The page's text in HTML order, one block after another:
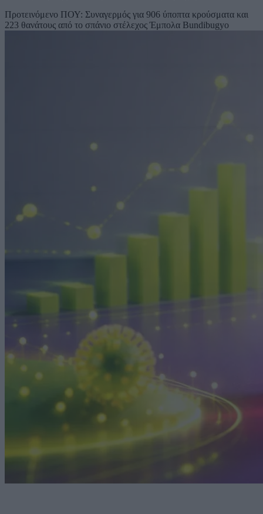
Προτεινόμενο ΠΟΥ: Συναγερμός για 906 ύποπτα κρούσματα και
223 θανάτους από το σπάνιο στέλεχος Έμπολα Bundibugyo